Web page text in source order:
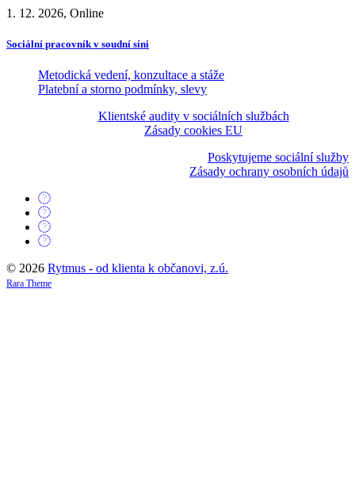
1. 12. 2026, Online
Sociální pracovník v soudní síni
Metodická vedení, konzultace a stáže
Platební a storno podmínky, slevy
Klientské audity v sociálních službách
Zásady cookies EU
Poskytujeme sociální služby
Zásady ochrany osobních údajů
© 2026 Rytmus - od klienta k občanovi, z.ú.
Rara Theme